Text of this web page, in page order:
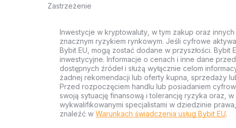
Zastrzeżenie
Inwestycje w kryptowaluty, w tym zakup oraz
znacznym ryzykiem rynkowym. Jeśli cyfrowe
Bybit EU, mogą zostać dodane w przyszłości.
inwestycyjne. Informacje o cenach i inne dane
dostępnych źródeł i służą wyłącznie celom
żadnej rekomendacji lub oferty kupna, sprzedaży
Przed rozpoczęciem handlu lub posiadaniem
swoją sytuację finansową i tolerancję ryzyka oraz,
wykwalifikowanymi specjalistami w dziedzinie
znaleźć w Warunkach świadczenia usług Bybit EU.